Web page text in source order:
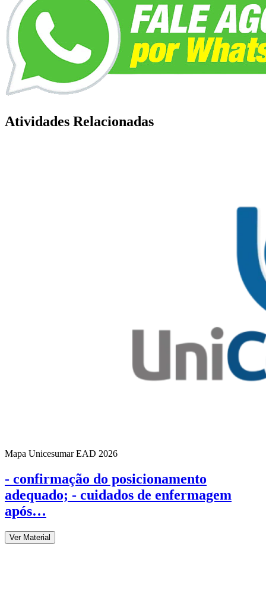
Atividades Relacionadas
Mapa Unicesumar EAD 2026
- confirmação do posicionamento
adequado; - cuidados de enfermagem
após…
Ver Material